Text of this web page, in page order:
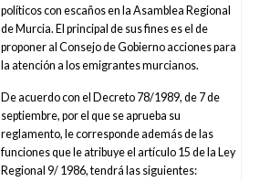
políticos con escaños en la Asamblea Regional
de Murcia. El principal de sus fines es el de
proponer al Consejo de Gobierno acciones para
la atención a los emigrantes murcianos.
De acuerdo con el Decreto 78/1989, de 7 de
septiembre, por el que se aprueba su
reglamento, le corresponde además de las
funciones que le atribuye el artículo 15 de la Ley
Regional 9/ 1986, tendrá las siguientes: